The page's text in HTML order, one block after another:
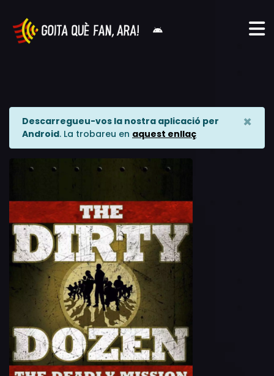
Descarregueu-vos la nostra aplicació per
Android. La trobareu en aquest enllaç
×